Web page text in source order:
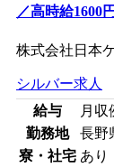
／高時給1600
株式会社日本
シルバー求人
給与
月収
勤務地
長野
寮・社宅 あり